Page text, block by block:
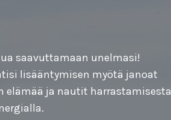
saavuttamaan unelmasi!
lisääntymisen myötä janoat
elämää ja nautit harrastamisesta